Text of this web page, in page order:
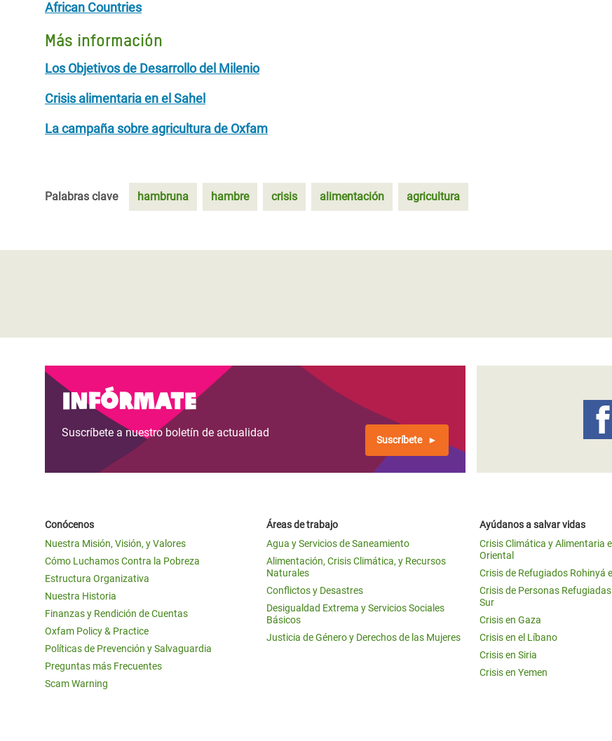
African Countries
Más información
Los Objetivos de Desarrollo del Milenio
Crisis alimentaria en el Sahel
La campaña sobre agricultura de Oxfam
Palabras clave hambruna hambre crisis alimentación agricultura
Infórmate
Suscríbete a nuestro boletín de actualidad
Suscríbete
Conócenos
Nuestra Misión, Visión, y Valores
Cómo Luchamos Contra la Pobreza
Estructura Organizativa
Nuestra Historia
Finanzas y Rendición de Cuentas
Oxfam Policy & Practice
Políticas de Prevención y Salvaguardia
Preguntas más Frecuentes
Scam Warning
Áreas de trabajo
Agua y Servicios de Saneamiento
Alimentación, Crisis Climática, y Recursos
Naturales
Conflictos y Desastres
Desigualdad Extrema y Servicios Sociales
Básicos
Justicia de Género y Derechos de las Mujeres
Ayúdanos a salvar vidas
Crisis Climática y Alimentaria
Oriental
Crisis de Refugiados Rohinyá
Crisis de Personas Refugiadas
Sur
Crisis en Gaza
Crisis en el Líbano
Crisis en Siria
Crisis en Yemen